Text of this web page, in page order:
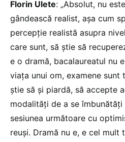
Florin Ulete: „Absolut, nu
gândească realist, așa cum
percepție realistă asupra
care sunt, să știe să
e o dramă, bacalaureatul nu
viața unui om, examene sunt
știe să și piardă, să accepte
modalități de a se
sesiunea următoare cu
reuși. Dramă nu e, e cel mult